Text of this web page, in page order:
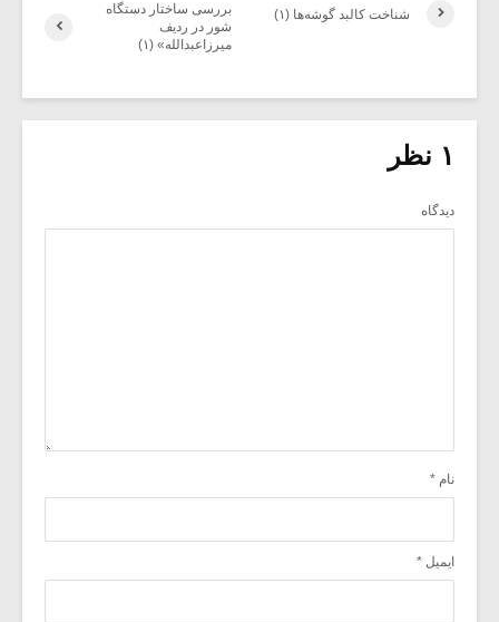
بررسی ساختار دستگاه
شور در ردیف
میرزاعبدالله» (۱)
شناخت کالبد گوشه‌ها (۱)
۱ نظر
دیدگاه
نام *
ایمیل *